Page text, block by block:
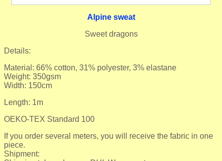
Alpine sweat
Sweet dragons
Details:
Material: 66% cotton, 31% polyester, 3% elastane
Weight: 350gsm
Width: 150cm
Length: 1m
OEKO-TEX Standard 100
If you order several meters, you will receive the fabric in one
piece.
Shipment: